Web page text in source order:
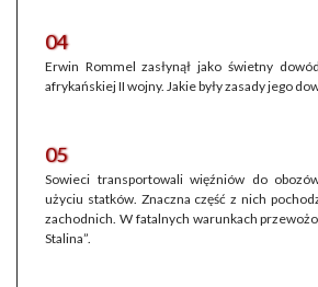
04
Erwin Rommel zasłynął jako świetny
afrykańskiej II wojny. Jakie były zasady jego
05
Sowieci transportowali więźniów do
użyciu statków. Znaczna część z nich
zachodnich. W fatalnych warunkach
Stalina”.